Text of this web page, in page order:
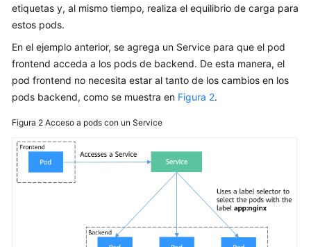
LoadBalancer
Headless
Service
Configuración
contenedores
etiquetas y, al mismo tiempo, realiza el equilibrio de carga para
estos pods.
En el ejemplo anterior, se agrega un Service para que el pod
frontend acceda a los pods de backend. De esta manera, el
pod frontend no necesita estar al tanto de los cambios en los
pods backend, como se muestra en Figura 2.
Figura 2 Acceso a pods con un Service